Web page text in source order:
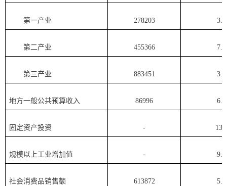
第一产业 278203 3.0
第二产业 455366 7.8
第三产业 883451 3.3
地方一般公共预算收入 86996 6.4
固定资产投资 -
规模以上工业增加值 - 9.0
社会消费品销售额 613872 5.5